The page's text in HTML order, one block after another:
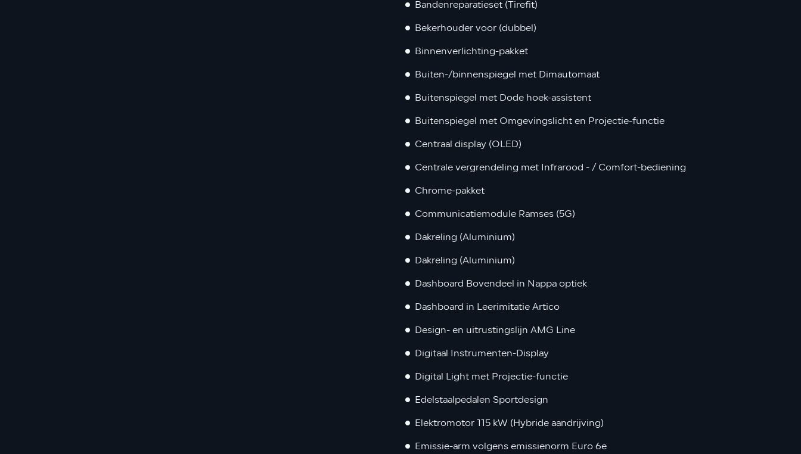
Bandenreparatieset (Tirefit)
Bekerhouder voor (dubbel)
Binnenverlichting-pakket
Buiten-/binnenspiegel met Dimautomaat
Buitenspiegel met Dode hoek-assistent
Buitenspiegel met Omgevingslicht en Projectie-functie
Centraal display (OLED)
Centrale vergrendeling met Infrarood - / Comfort-bediening
Chrome-pakket
Communicatiemodule Ramses (5G)
Dakreling (Aluminium)
Dakreling (Aluminium)
Dashboard Bovendeel in Nappa optiek
Dashboard in Leerimitatie Artico
Design- en uitrustingslijn AMG Line
Digitaal Instrumenten-Display
Digital Light met Projectie-functie
Edelstaalpedalen Sportdesign
Elektromotor 115 kW (Hybride aandrijving)
Emissie-arm volgens emissienorm Euro 6e